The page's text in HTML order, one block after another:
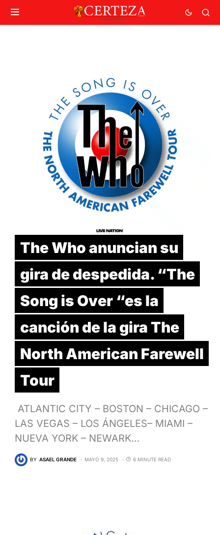
The Who anuncian su
gira de despedida. “The
Song is Over “es la
canción de la gira The
North American Farewell
Tour
ATLANTIC CITY – BOSTON – CHICAGO –
LAS VEGAS – LOS ÁNGELES– MIAMI –
NUEVA YORK – NEWARK…
BY ASAEL GRANDE MAYO 9, 2025 6 MINUTE READ